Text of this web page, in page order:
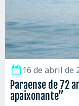
16 de abril de
Paraense de 72
apaixonante”